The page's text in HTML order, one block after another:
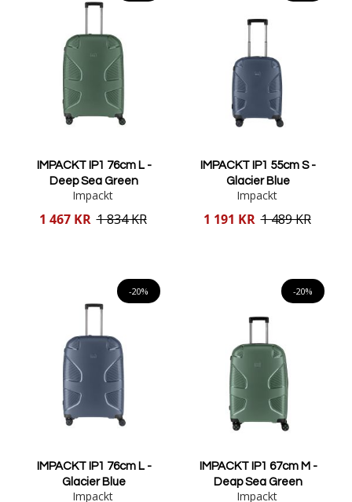
IMPACKT IP1 76cm L -
Deep Sea Green
Impackt
Reducerat
1 467 KR 1 834 KR
IMPACKT IP1 55cm S -
Glacier Blue
Impackt
Reducerat
1 191 KR 1 489 KR
-20%
IMPACKT IP1 76cm L -
Glacier Blue
Impackt
-20%
IMPACKT IP1 67cm M -
Deap Sea Green
Impackt